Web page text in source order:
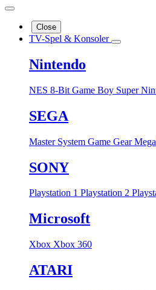
Close
TV-Spel & Konsoler
Nintendo
NES 8-Bit Game Boy Super
SEGA
Master System Game Gear
SONY
Playstation 1 Playstation 2
Microsoft
Xbox Xbox 360
ATARI